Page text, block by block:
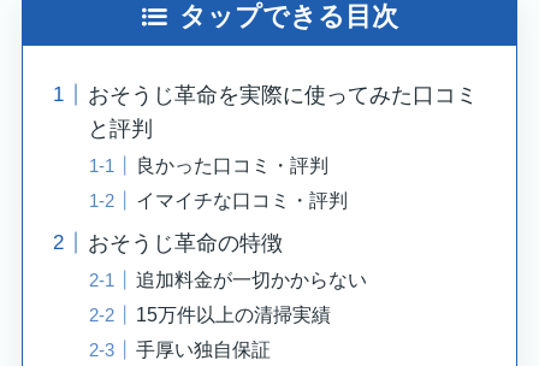
タップできる目次
おそうじ革命を実際に使ってみた口コミ
と評判
良かった口コミ・評判
イマイチな口コミ・評判
おそうじ革命の特徴
追加料金が一切かからない
15万件以上の清掃実績
手厚い独自保証